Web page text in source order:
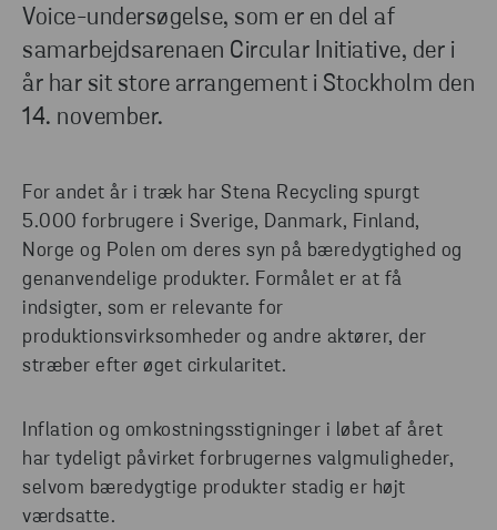
Voice-undersøgelse, som er en del af
samarbejdsarenaen Circular Initiative, der i
år har sit store arrangement i Stockholm den
14. november.
For andet år i træk har Stena Recycling spurgt
5.000 forbrugere i Sverige, Danmark, Finland,
Norge og Polen om deres syn på bæredygtighed og
genanvendelige produkter. Formålet er at få
indsigter, som er relevante for
produktionsvirksomheder og andre aktører, der
stræber efter øget cirkularitet.
Inflation og omkostningsstigninger i løbet af året
har tydeligt påvirket forbrugernes valgmuligheder,
selvom bæredygtige produkter stadig er højt
værdsatte.